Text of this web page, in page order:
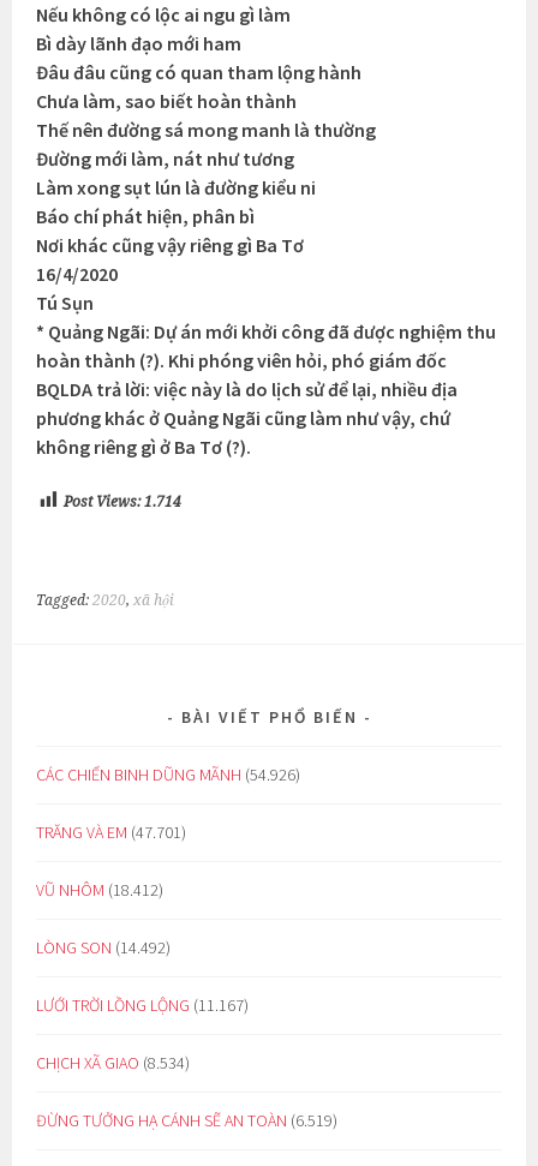
Nếu không có lộc ai ngu gì làm
Bì dày lãnh đạo mới ham
Đâu đâu cũng có quan tham lộng hành
Chưa làm, sao biết hoàn thành
Thế nên đường sá mong manh là thường
Đường mới làm, nát như tương
Làm xong sụt lún là đường kiểu ni
Báo chí phát hiện, phân bì
Nơi khác cũng vậy riêng gì Ba Tơ
16/4/2020
Tú Sụn
* Quảng Ngãi: Dự án mới khởi công đã được nghiệm thu
hoàn thành (?). Khi phóng viên hỏi, phó giám đốc
BQLDA trả lời: việc này là do lịch sử để lại, nhiều địa
phương khác ở Quảng Ngãi cũng làm như vậy, chứ
không riêng gì ở Ba Tơ (?).
Post Views: 1.714
Tagged:2020,xã hội
BÀI VIẾT PHỔ BIẾN
CÁC CHIẾN BINH DŨNG MÃNH (54.926)
TRĂNG VÀ EM (47.701)
VŨ NHÔM (18.412)
LÒNG SON (14.492)
LƯỚI TRỜI LỒNG LỘNG (11.167)
CHỊCH XÃ GIAO (8.534)
ĐỪNG TƯỞNG HẠ CÁNH SẼ AN TOÀN (6.519)